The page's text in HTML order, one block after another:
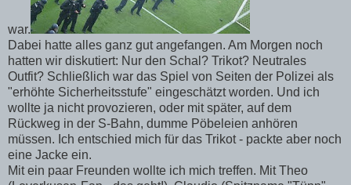
war.
Dabei hatte alles ganz gut angefangen. Am Morgen noch
hatten wir diskutiert: Nur den Schal? Trikot? Neutrales
Outfit? Schließlich war das Spiel von Seiten der Polizei als
"erhöhte Sicherheitsstufe" eingeschätzt worden. Und ich
wollte ja nicht provozieren, oder mit später, auf dem
Rückweg in der S-Bahn, dumme Pöbeleien anhören
müssen. Ich entschied mich für das Trikot - packte aber noch
eine Jacke ein.
Mit ein paar Freunden wollte ich mich treffen. Mit Theo